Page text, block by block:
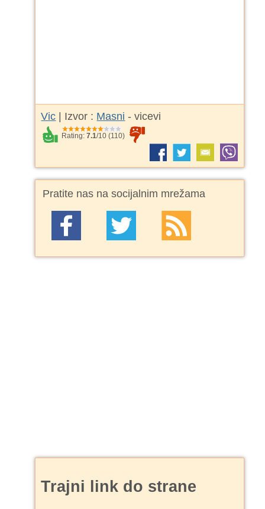
Vic | Izvor : Masni - vicevi
Rating:7.1/10 (110)
Pratite nas na socijalnim mrežama
Trajni link do strane